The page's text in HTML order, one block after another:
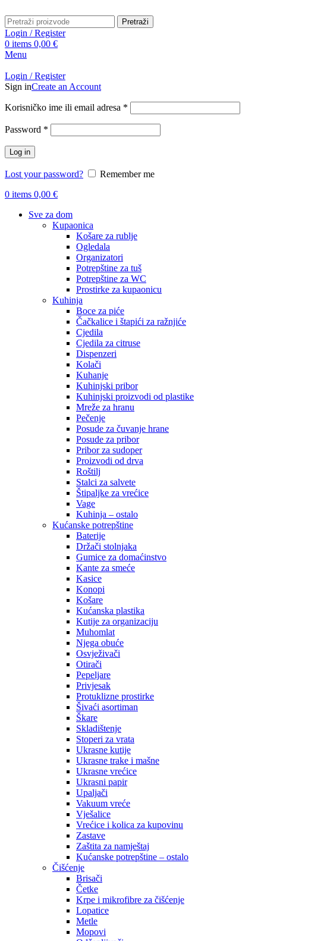
Pretraži
Login / Register
0 items 0,00 €
Menu
Login / Register
Sign inCreate an Account
Korisničko ime ili email adresa *
Password *
Log in
Lost your password?
Remember me
0 items 0,00 €
Sve za dom
Kupaonica
Košare za rublje
Ogledala
Organizatori
Potrepštine za tuš
Potrepštine za WC
Prostirke za kupaonicu
Kuhinja
Boce za piće
Čačkalice i štapići za ražnjiće
Cjedila
Cjedila za citruse
Dispenzeri
Kolači
Kuhanje
Kuhinjski pribor
Kuhinjski proizvodi od plastike
Mreže za hranu
Pečenje
Posude za čuvanje hrane
Posude za pribor
Pribor za sudoper
Proizvodi od drva
Roštilj
Stalci za salvete
Štipaljke za vrećice
Vage
Kuhinja – ostalo
Kućanske potrepštine
Baterije
Držači stolnjaka
Gumice za domaćinstvo
Kante za smeće
Kasice
Konopi
Košare
Kućanska plastika
Kutije za organizaciju
Muhomlat
Njega obuće
Osvježivači
Otirači
Pepeljare
Privjesak
Protuklizne prostirke
Šivaći asortiman
Škare
Skladištenje
Stoperi za vrata
Ukrasne kutije
Ukrasne trake i mašne
Ukrasne vrećice
Ukrasni papir
Upaljači
Vakuum vreće
Vješalice
Vrećice i kolica za kupovinu
Zastave
Zaštita za namještaj
Kućanske potrepštine – ostalo
Čišćenje
Brisači
Četke
Krpe i mikrofibre za čišćenje
Lopatice
Metle
Mopovi